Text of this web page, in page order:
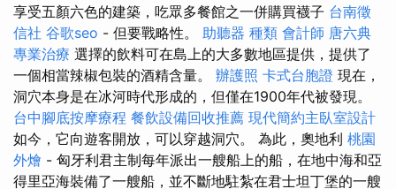
享受五顏六色的建築，吃眾多餐館之一併購買襪子 台南徵
信社 谷歌seo - 但要戰略性。 助聽器 種類 會計師 唐六典
專業治療 選擇的飲料可在島上的大多數地區提供，提供了
一個相當辣椒包裝的酒精含量。 辦護照 卡式台胞證 現在，
洞穴本身是在冰河時代形成的，但僅在1900年代被發現。
台中腳底按摩療程 餐飲設備回收推薦 現代簡約主臥室設計
如今，它向遊客開放，可以穿越洞穴。 為此，奧地利 桃園
外燴 - 匈牙利君主制每年派出一艘船上的船，在地中海和亞
得里亞海裝備了一艘船，並不斷地駐紮在君士坦丁堡的一艘